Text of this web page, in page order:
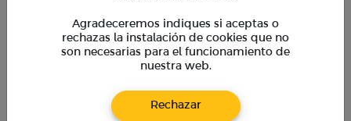
Agradeceremos indiques si aceptas o
rechazas la instalación de cookies que no
son necesarias para el funcionamiento de
nuestra web.
Rechazar
BeneficiosTK
Preguntas frecuentes
Calculadora de divisas